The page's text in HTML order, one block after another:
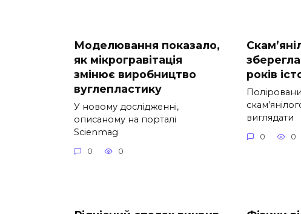
Моделювання показало,
як мікрогравітація
змінює виробництво
вуглепластику
У новому дослідженні,
описаному на порталі
Scienmag
0 0
років
виглядати
0 0